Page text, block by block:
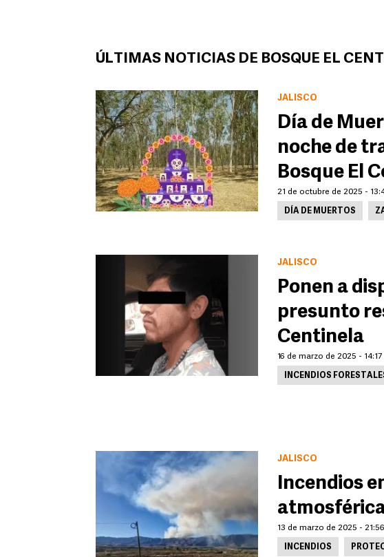
ÚLTIMAS NOTICIAS DE BOSQUE EL
JALISCO
Día de
noche de
Bosque El
21 de octubre de 2025 -
DÍA DE MUERTOS
JALISCO
Ponen a
presunto
Centinela
16 de marzo de 2025 - 14:17
INCENDIOS
JALISCO
Incendios
13 de marzo de 2025 -
INCENDIOS